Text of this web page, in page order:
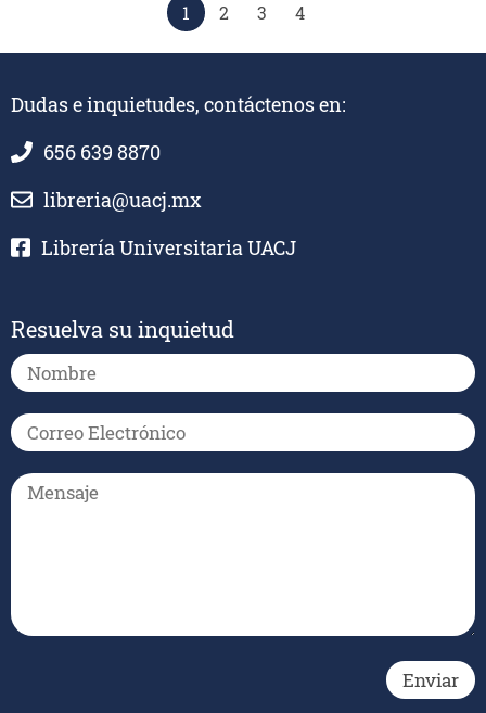
1 2 3 4
Dudas e inquietudes, contáctenos en:
656 639 8870
libreria@uacj.mx
Librería Universitaria UACJ
Resuelva su inquietud